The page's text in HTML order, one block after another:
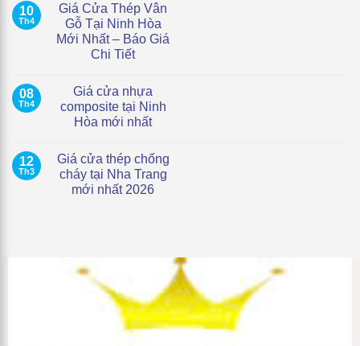
TP.HCM
–
Hiện
đại,
chống
bình
luận
ở
Giá
Cửa
Thép
Tại
Cam
Ranh
|
2026
10
Th4
Giá Cửa Thép Vân
Gỗ Tại Ninh Hòa
Mới Nhất – Báo Giá
Chi Tiết
bình
luận
ở
Giá
Vân
Gỗ
Tại
Ninh
Hòa
08
Th4
Giá cửa nhựa
composite tại Ninh
Hòa mới nhất
bình
luận
ở
Giá
12
Th3
Giá cửa thép chống
cháy tại Nha Trang
mới nhất 2026
chống
cháy
tại
Nha
Trang